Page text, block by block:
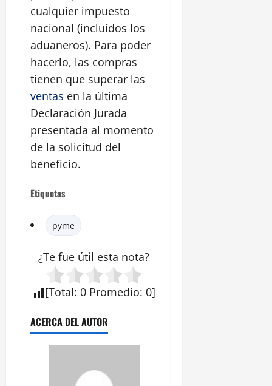
cualquier impuesto
nacional (incluidos los
aduaneros). Para poder
hacerlo, las compras
tienen que superar las
ventas en la última
Declaración Jurada
presentada al momento
de la solicitud del
beneficio.
Etiquetas
pyme
¿Te fue útil esta nota?
[Total: 0 Promedio: 0]
ACERCA DEL AUTOR